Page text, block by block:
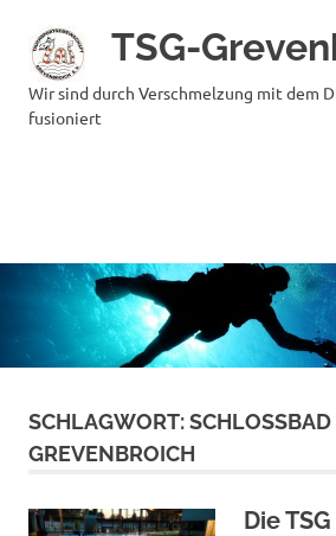
Inhalt
springen
TSG-
Wir sind durch Verschmelzung mit dem
fusioniert
SCHLAGWORT:SCHLOSSBAD
GREVENBROICH
Die